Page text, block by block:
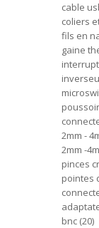
cable
coliers
fils en
gaine
2mm -
2mm -
pinces
pointes
bnc 20